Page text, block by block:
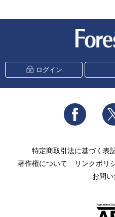
ログイン
特定商取引法に基づく表
著作権について
リンクポリ
お問